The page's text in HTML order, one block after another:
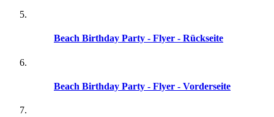
Beach Birthday Party - Flyer - Rückseite
Beach Birthday Party - Flyer - Vorderseite